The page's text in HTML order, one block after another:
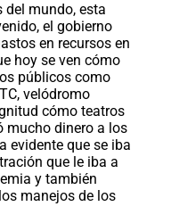
del mundo, esta
el gobierno
en recursos en
hoy se ven cómo
públicos como
velódromo
cómo teatros
mucho dinero a los
evidente que se iba
que le iba a
y también
manejos de los